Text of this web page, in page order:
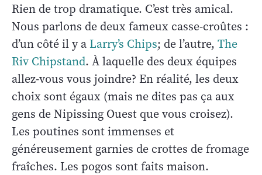
Rien de trop dramatique. C’est très amical.
Nous parlons de deux fameux casse-croûtes :
d’un côté il y a Larry’s Chips; de l’autre, The
Riv Chipstand. À laquelle des deux équipes
allez-vous vous joindre? En réalité, les deux
choix sont égaux (mais ne dites pas ça aux
gens de Nipissing Ouest que vous croisez).
Les poutines sont immenses et
généreusement garnies de crottes de fromage
fraîches. Les pogos sont faits maison.